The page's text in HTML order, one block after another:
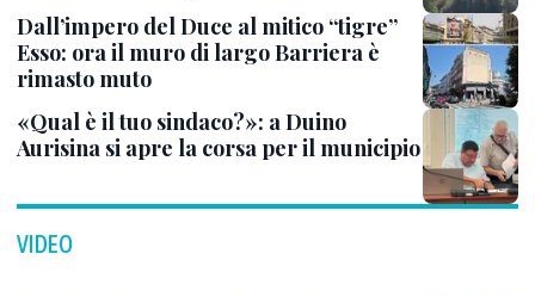
Dall’impero del Duce al mitico “tigre”
Esso: ora il muro di largo Barriera è
rimasto muto
«Qual è il tuo sindaco?»: a Duino
Aurisina si apre la corsa per il municipio
VIDEO